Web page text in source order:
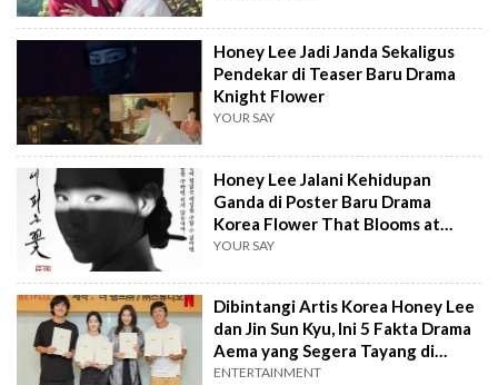
Honey Lee Jadi Janda Sekaligus
Pendekar di Teaser Baru Drama
Knight Flower
YOUR SAY
Honey Lee Jalani Kehidupan
Ganda di Poster Baru Drama
Korea Flower That Blooms at
Night
YOUR SAY
Dibintangi Artis Korea Honey Lee
dan Jin Sun Kyu, Ini 5 Fakta Drama
Aema yang Segera Tayang di
Netflix
ENTERTAINMENT